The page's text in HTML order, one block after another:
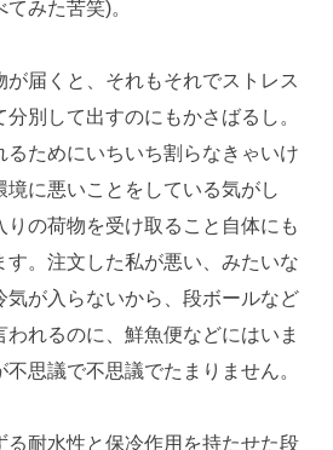
みた苦笑)。
届くと、それもそれでストレス
別して出すのにもかさばるし。
るためにいちいち割らなきゃいけ
境に悪いことをしている気がし
りの荷物を受け取ること自体にも
す。注文した私が悪い、みたいな
気が入らないから、段ボールなど
れるのに、鮮魚便などにはいま
思議で不思議でたまりません。
る耐水性と保冷作用を持たせた段